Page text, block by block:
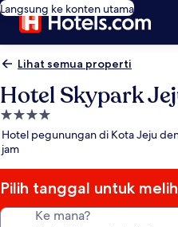
Langsung ke konten utama
Lihat semua properti
Hotel Skypark
Properti
bintang
4.0
Hotel pegunungan di Kota Jeju
jam
Pilih tanggal untuk
Ke mana?